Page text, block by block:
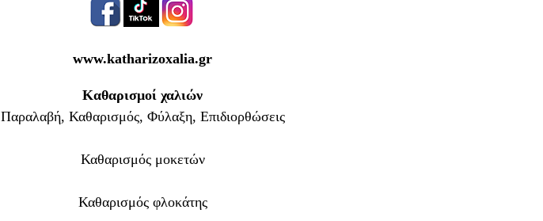
www.katharizoxalia.gr
Καθαρισμοί χαλιών
Παραλαβή, Καθαρισμός, Φύλαξη, Επιδιορθώσεις
Καθαρισμός μοκετών
Καθαρισμός φλοκάτης